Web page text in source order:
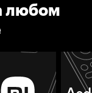
любом